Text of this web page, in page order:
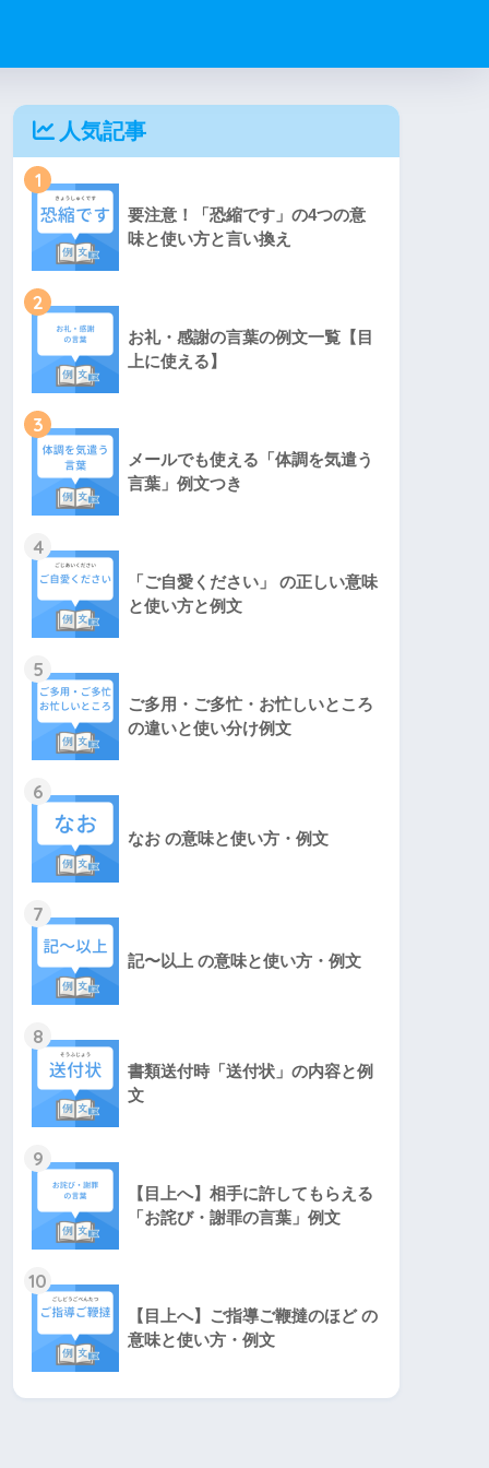
人気記事
1
要注意！「恐縮です」の4つの意
味と使い方と言い換え
2
お礼・感謝の言葉の例文一覧【目
上に使える】
3
メールでも使える「体調を気遣う
言葉」例文つき
4
「ご自愛ください」 の正しい意味
と使い方と例文
5
ご多用・ご多忙・お忙しいところ
の違いと使い分け例文
6
なお の意味と使い方・例文
7
記〜以上 の意味と使い方・例文
8
書類送付時「送付状」の内容と例
文
9
【目上へ】相手に許してもらえる
「お詫び・謝罪の言葉」例文
10
【目上へ】ご指導ご鞭撻のほど の
意味と使い方・例文